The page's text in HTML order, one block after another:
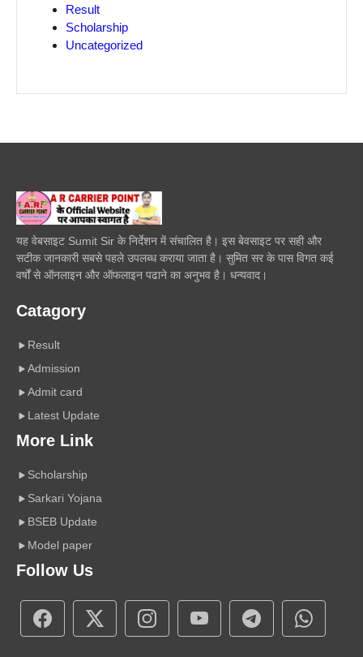
Result
Scholarship
Uncategorized
यह वेबसाइट Sumit Sir के निर्देशन में संचालित है। इस बेवसाइट पर सही और
सटीक जानकारी सबसे पहले उपलब्ध कराया जाता है। सुमित सर के पास विगत कई
वर्षों से ऑनलाइन और ऑफलाइन पढाने का अनुभव है। धन्यवाद।
Catagory
Result
Admission
Admit card
Latest Update
More Link
Scholarship
Sarkari Yojana
BSEB Update
Model paper
Follow Us